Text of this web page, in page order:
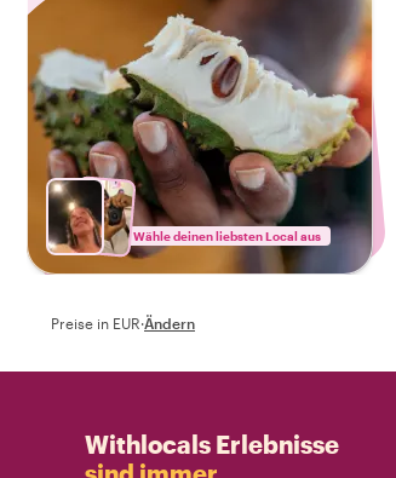
Wähle deinen liebsten Local aus
Preise in EUR·Ändern
Withlocals Erlebnisse